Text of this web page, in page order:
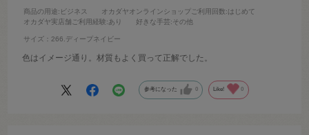
商品の用途:ビジネス オカダヤオンラインショップご利用回数:はじめて
オカダヤ実店舗ご利用経験:あり 好きな手芸:その他
サイズ：266.ディープネイビー
色はイメージ通り。材質もよく買って正解でした。
参考になった 0 Like! 0